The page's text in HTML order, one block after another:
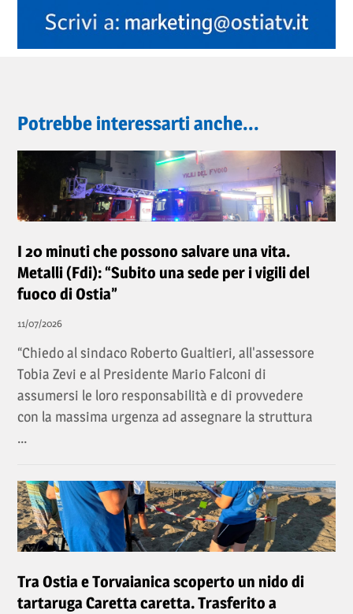
Potrebbe interessarti anche...
I 20 minuti che possono salvare una vita.
Metalli (Fdi): “Subito una sede per i vigili del
fuoco di Ostia”
11/07/2026
“Chiedo al sindaco Roberto Gualtieri, all'assessore
Tobia Zevi e al Presidente Mario Falconi di
assumersi le loro responsabilità e di provvedere
con la massima urgenza ad assegnare la struttura
...
Tra Ostia e Torvaianica scoperto un nido di
tartaruga Caretta caretta. Trasferito a